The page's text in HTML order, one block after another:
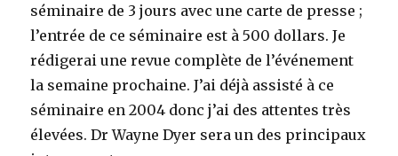
séminaire de 3 jours avec une carte de presse ;
l’entrée de ce séminaire est à 500 dollars. Je
rédigerai une revue complète de l’événement
la semaine prochaine. J’ai déjà assisté à ce
séminaire en 2004 donc j’ai des attentes très
élevées. Dr Wayne Dyer sera un des principaux